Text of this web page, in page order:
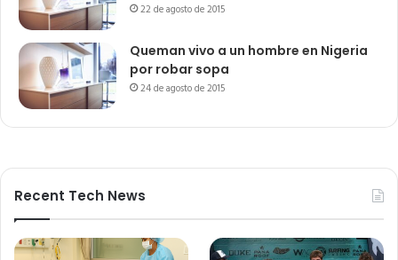
22 de agosto de 2015
Queman vivo a un hombre en Nigeria
por robar sopa
24 de agosto de 2015
Recent Tech News